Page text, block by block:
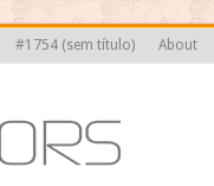
#1754 (sem título) About